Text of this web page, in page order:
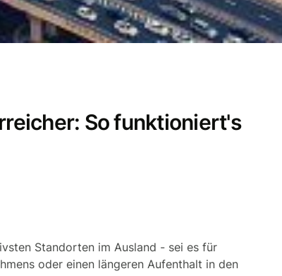
So funktioniert's
Standorten im Ausland - sei es für
oder einen längeren Aufenthalt in den